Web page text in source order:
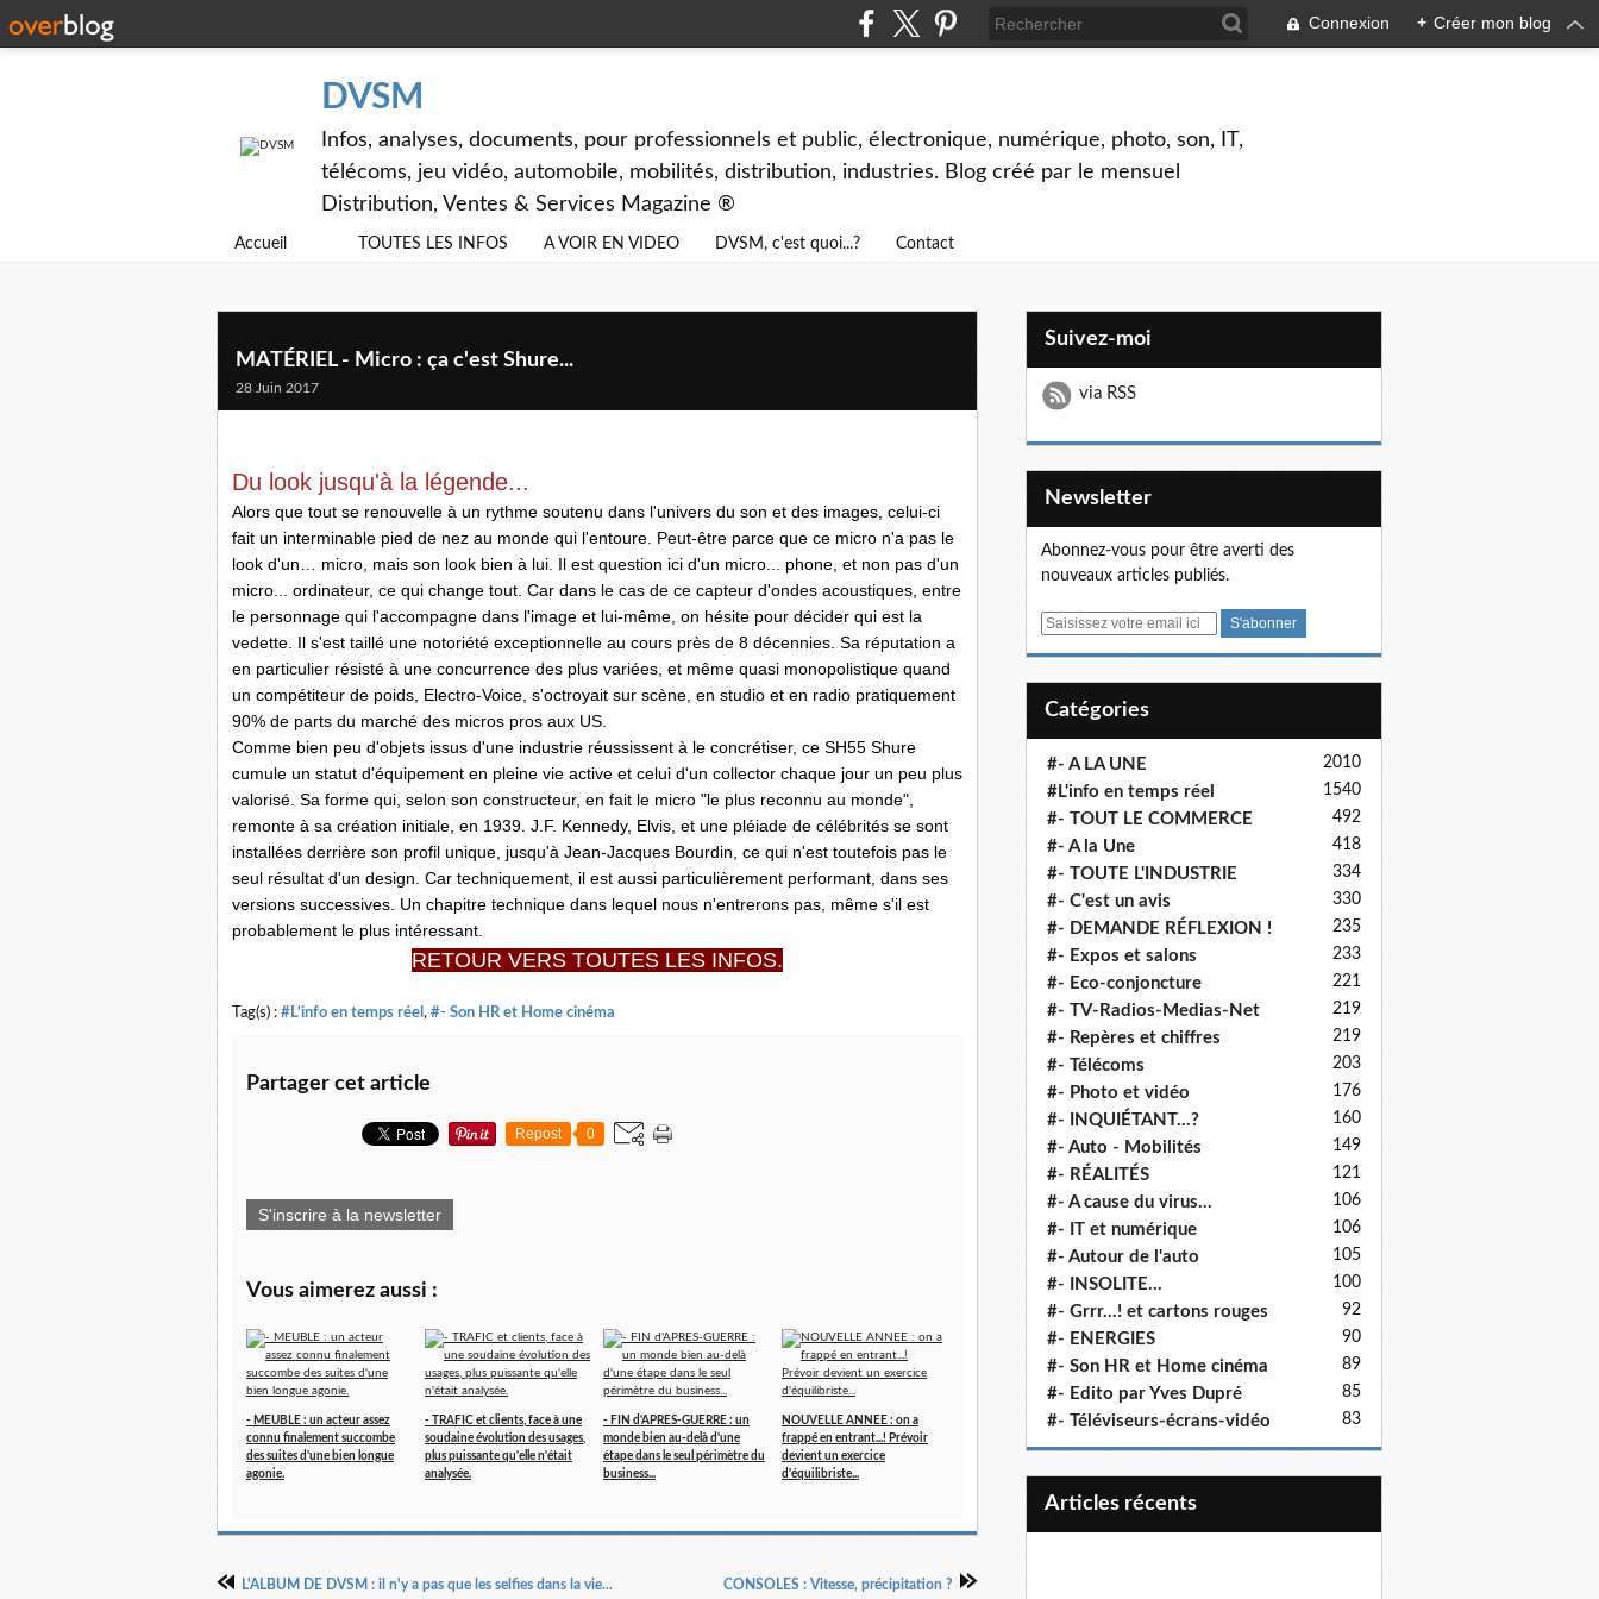
Connexion + Créer mon blog
DVSM
Infos, analyses, documents, pour professionnels et public, électronique, numérique, photo, son, IT,
télécoms, jeu vidéo, automobile, mobilités, distribution, industries. Blog créé par le mensuel
Distribution, Ventes & Services Magazine ®
Accueil TOUTES LES INFOS A VOIR EN VIDEO DVSM, c'est quoi...? Contact
MATÉRIEL - Micro : ça c'est Shure...
28 Juin 2017
Du look jusqu'à la légende...
Alors que tout se renouvelle à un rythme soutenu dans l'univers du son et des images, celui-ci
fait un interminable pied de nez au monde qui l'entoure. Peut-être parce que ce micro n'a pas le
look d'un… micro, mais son look bien à lui. Il est question ici d'un micro... phone, et non pas d'un
micro... ordinateur, ce qui change tout. Car dans le cas de ce capteur d'ondes acoustiques, entre
le personnage qui l'accompagne dans l'image et lui-même, on hésite pour décider qui est la
vedette. Il s'est taillé une notoriété exceptionnelle au cours près de 8 décennies. Sa réputation a
en particulier résisté à une concurrence des plus variées, et même quasi monopolistique quand
un compétiteur de poids, Electro-Voice, s'octroyait sur scène, en studio et en radio pratiquement
90% de parts du marché des micros pros aux US.
Comme bien peu d'objets issus d'une industrie réussissent à le concrétiser, ce SH55 Shure
cumule un statut d'équipement en pleine vie active et celui d'un collector chaque jour un peu plus
valorisé. Sa forme qui, selon son constructeur, en fait le micro "le plus reconnu au monde",
remonte à sa création initiale, en 1939. J.F. Kennedy, Elvis, et une pléiade de célébrités se sont
installées derrière son profil unique, jusqu'à Jean-Jacques Bourdin, ce qui n'est toutefois pas le
seul résultat d'un design. Car techniquement, il est aussi particulièrement performant, dans ses
versions successives. Un chapitre technique dans lequel nous n'entrerons pas, même s'il est
probablement le plus intéressant.
RETOUR VERS TOUTES LES INFOS.
Tag(s) : #L'info en temps réel , #- Son HR et Home cinéma
Partager cet article
Repost 0
S'inscrire à la newsletter
Vous aimerez aussi :
- MEUBLE : un acteur assez
connu finalement succombe
des suites d'une bien longue
agonie.
- TRAFIC et clients, face à une
soudaine évolution des usages,
plus puissante qu'elle n'était
analysée.
- FIN d'APRES-GUERRE : un
monde bien au-delà d'une
étape dans le seul périmètre du
business...
NOUVELLE ANNEE : on a
frappé en entrant...! Prévoir
devient un exercice
d'équilibriste...
L'ALBUM DE DVSM : il n'y a pas que les selfies dans la vie... CONSOLES : Vitesse, précipitation ?
Suivez-moi
via RSS
Newsletter
Abonnez-vous pour être averti des
nouveaux articles publiés.
E
Catégories
#- A LA UNE 2010
#L'info en temps réel 1540
#- TOUT LE COMMERCE 492
#- A la Une 418
#- TOUTE L'INDUSTRIE 334
#- C'est un avis 330
#- DEMANDE RÉFLEXION ! 235
#- Expos et salons 233
#- Eco-conjoncture 221
#- TV-Radios-Medias-Net 219
#- Repères et chiffres 219
#- Télécoms 203
#- Photo et vidéo 176
#- INQUIÉTANT...? 160
#- Auto - Mobilités 149
#- RÉALITÉS 121
#- A cause du virus... 106
#- IT et numérique 106
#- Autour de l'auto 105
#- INSOLITE... 100
#- Grrr...! et cartons rouges 92
#- ENERGIES 90
#- Son HR et Home cinéma 89
#- Edito par Yves Dupré 85
#- Téléviseurs-écrans-vidéo 83
articles récents